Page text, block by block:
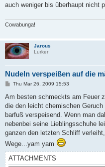
auch weniger bis überhaupt nicht
Cowabunga!
Jarous
Lurker
Nudeln verspeißen auf die
P
s
Thu Mar 26, 2009 15:53
Am besten schmeckts am Feuer
die den leicht chemischen
barfuß verspeisend. Wenn man
nebenbei seine Lieblingsschuhe
ganzen den letzten Schliff
Wege...yam yam
ATTACHMENTS